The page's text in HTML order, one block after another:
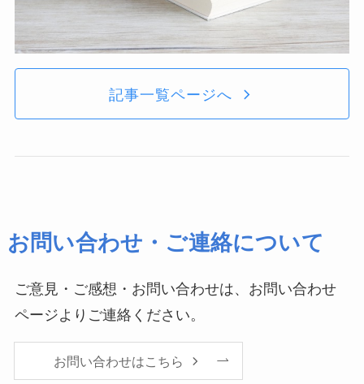
記事一覧ページへ
お問い合わせ・ご連絡について
ご意見・ご感想・お問い合わせは、お問い合わせ
ページよりご連絡ください。
お問い合わせはこちら